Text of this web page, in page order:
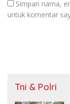
Simpan nama,
untuk komentar
Tni & Polri